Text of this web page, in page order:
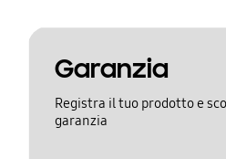
Garanzia
Registra il tuo prodotto e
garanzia